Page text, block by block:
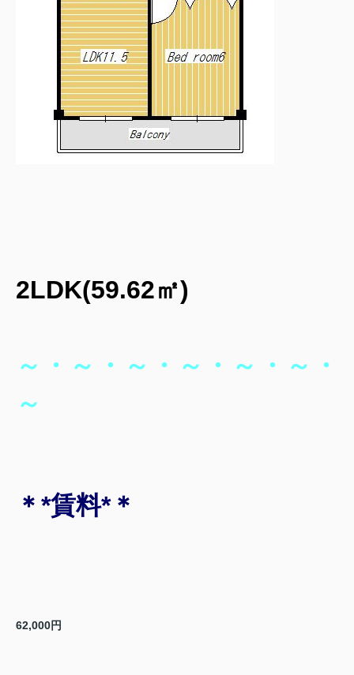
2LDK(59.62㎡)
～・～・～・～・～・～・
～
＊*賃料*＊
62,000円